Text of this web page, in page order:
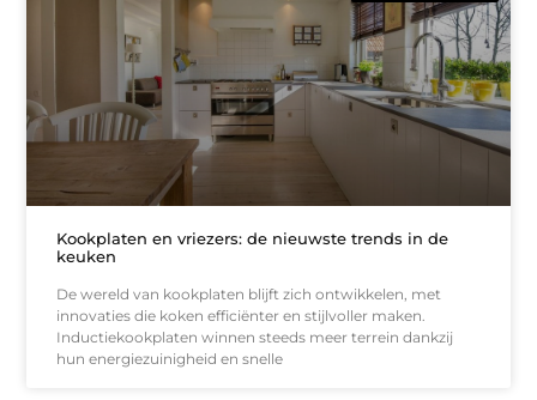
Kookplaten en vriezers: de nieuwste trends in de
keuken
De wereld van kookplaten blijft zich ontwikkelen, met
innovaties die koken efficiënter en stijlvoller maken.
Inductiekookplaten winnen steeds meer terrein dankzij
hun energiezuinigheid en snelle